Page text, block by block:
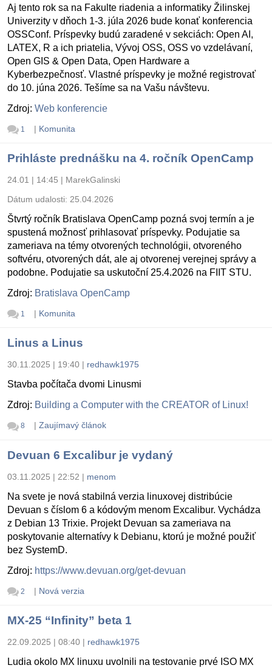
Aj tento rok sa na Fakulte riadenia a informatiky Žilinskej
Univerzity v dňoch 1-3. júla 2026 bude konať konferencia
OSSConf. Príspevky budú zaradené v sekciách: Open AI,
LATEX, R a ich priatelia, Vývoj OSS, OSS vo vzdelávaní,
Open GIS & Open Data, Open Hardware a
Kyberbezpečnosť. Vlastné príspevky je možné registrovať
do 10. júna 2026. Tešíme sa na Vašu návštevu.
Zdroj: Web konferencie
1 | Komunita
Prihláste prednášku na 4. ročník OpenCamp
24.01 | 14:45 | MarekGalinski
Dátum udalosti: 25.04.2026
Štvrtý ročník Bratislava OpenCamp pozná svoj termín a je
spustená možnosť prihlasovať príspevky. Podujatie sa
zameriava na témy otvorených technológii, otvoreného
softvéru, otvorených dát, ale aj otvorenej verejnej správy a
podobne. Podujatie sa uskutoční 25.4.2026 na FIIT STU.
Zdroj: Bratislava OpenCamp
1 | Komunita
Linus a Linus
30.11.2025 | 19:40 | redhawk1975
Stavba počítača dvomi Linusmi
Zdroj: Building a Computer with the CREATOR of Linux!
8 | Zaujímavý článok
Devuan 6 Excalibur je vydaný
03.11.2025 | 22:52 | menom
Na svete je nová stabilná verzia linuxovej distribúcie
Devuan s číslom 6 a kódovým menom Excalibur. Vychádza
z Debian 13 Trixie. Projekt Devuan sa zameriava na
poskytovanie alternatívy k Debianu, ktorú je možné použiť
bez SystemD.
Zdroj: https://www.devuan.org/get-devuan
2 | Nová verzia
MX-25 “Infinity” beta 1
22.09.2025 | 08:40 | redhawk1975
Ludia okolo MX linuxu uvolnili na testovanie prvé ISO MX